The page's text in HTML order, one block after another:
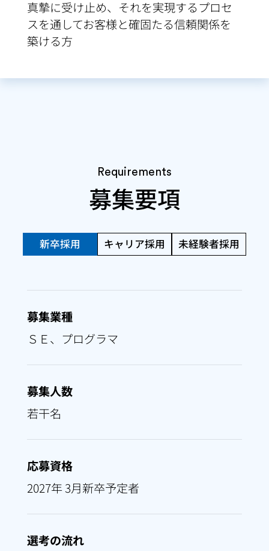
真摯に受け止め、それを実現するプロセ
スを通してお客様と確固たる信頼関係を
築ける方
Requirements
募集要項
新卒採用 キャリア採用 未経験者採用
募集業種
ＳＥ、プログラマ
募集人数
若干名
応募資格
2027年 3月新卒予定者
選考の流れ